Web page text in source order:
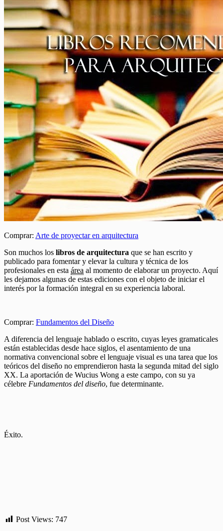
Comprar: Arte de proyectar en arquitectura
Son muchos los libros de arquitectura que se han escrito y
publicado para fomentar y elevar la cultura y técnica de los
profesionales en esta área al momento de elaborar un proyecto. Aquí
les dejamos algunas de estas ediciones con el objeto de iniciar el
interés por la formación integral en su experiencia laboral.
Comprar: Fundamentos del Diseño
A diferencia del lenguaje hablado o escrito, cuyas leyes gramaticales
están establecidas desde hace siglos, el asentamiento de una
normativa convencional sobre el lenguaje visual es una tarea que los
teóricos del diseño no emprendieron hasta la segunda mitad del siglo
XX. La aportación de Wucius Wong a este campo, con su ya
célebre Fundamentos del diseño, fue determinante.
Éxito.
Post Views: 747